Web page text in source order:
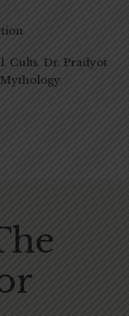
, Cults Dr. Pradyot
Mythology,